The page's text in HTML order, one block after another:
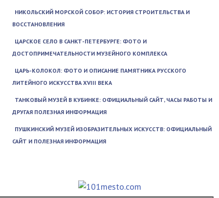
НИКОЛЬСКИЙ МОРСКОЙ СОБОР: ИСТОРИЯ СТРОИТЕЛЬСТВА И
ВОССТАНОВЛЕНИЯ
ЦАРСКОЕ СЕЛО В САНКТ-ПЕТЕРБУРГЕ: ФОТО И
ДОСТОПРИМЕЧАТЕЛЬНОСТИ МУЗЕЙНОГО КОМПЛЕКСА
ЦАРЬ-КОЛОКОЛ: ФОТО И ОПИСАНИЕ ПАМЯТНИКА РУССКОГО
ЛИТЕЙНОГО ИСКУССТВА XVIII ВЕКА
ТАНКОВЫЙ МУЗЕЙ В КУБИНКЕ: ОФИЦИАЛЬНЫЙ САЙТ, ЧАСЫ РАБОТЫ И
ДРУГАЯ ПОЛЕЗНАЯ ИНФОРМАЦИЯ
ПУШКИНСКИЙ МУЗЕЙ ИЗОБРАЗИТЕЛЬНЫХ ИСКУССТВ: ОФИЦИАЛЬНЫЙ
САЙТ И ПОЛЕЗНАЯ ИНФОРМАЦИЯ